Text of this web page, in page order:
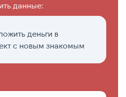
данные:
деньги в
с новым знакомым